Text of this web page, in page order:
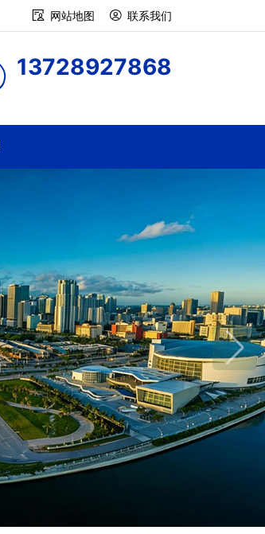
网站地图 联系我们
13728927868